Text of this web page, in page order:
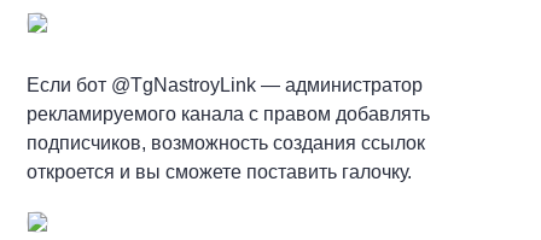
Если бот @TgNastroyLink — администратор
рекламируемого канала с правом добавлять
подписчиков, возможность создания ссылок
откроется и вы сможете поставить галочку.